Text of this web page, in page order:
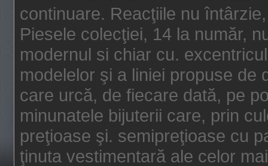
continuare. Reacţiile nu
Piesele colecţiei, 14 la număr,
modernul si chiar cu.
modelelor şi a liniei propuse de
care urcă, de fiecare dată, pe
minunatele bijuterii care, prin
preţioase şi. semipreţioase cu
ţinuta vestimentară ale celor